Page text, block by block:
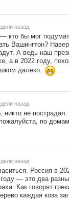
назад
кто бы мог
Вашингтон?
А ведь наш
а в 2022 году,
далеко.
...
назад
никто не
по
назад
Россия в
— это два
Как говорят
каждая коза